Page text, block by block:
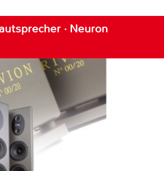
· Neuron